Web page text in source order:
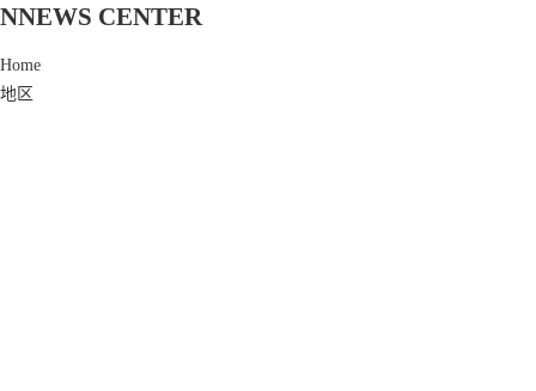
NNEWS CENTER
Home
地区